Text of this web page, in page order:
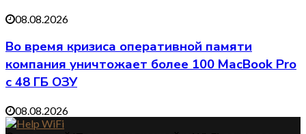
08.08.2026
Во время кризиса оперативной памяти
компания уничтожает более 100 MacBook Pro
с 48 ГБ ОЗУ
08.08.2026